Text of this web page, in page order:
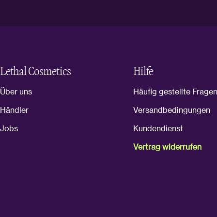
Lethal Cosmetics
Über uns
Händler
Jobs
Hilfe
Häufig gestellte Fragen
Versandbedingungen
Kundendienst
Vertrag widerrufen